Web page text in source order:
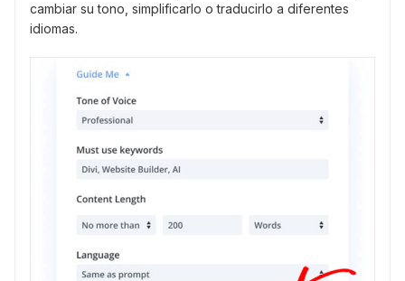
cambiar su tono, simplificarlo o traducirlo a diferentes
idiomas.